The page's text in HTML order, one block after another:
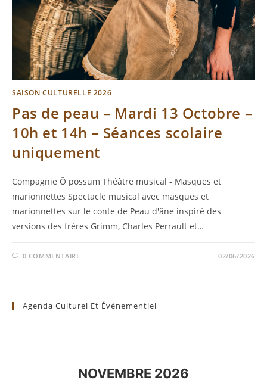
SAISON CULTURELLE 2026
Pas de peau – Mardi 13 Octobre –
10h et 14h – Séances scolaire
uniquement
Compagnie Ô possum Théâtre musical - Masques et
marionnettes Spectacle musical avec masques et
marionnettes sur le conte de Peau d'âne inspiré des
versions des frères Grimm, Charles Perrault et…
0 COMMENTAIRE 02/06/2026
Agenda Culturel Et Évènementiel
NOVEMBRE 2026